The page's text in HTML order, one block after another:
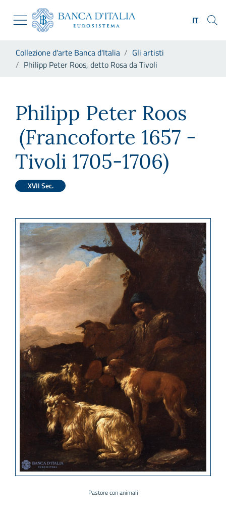
Skip to Main Content
Vai al sito istituzionale
Vai al menu di navigazione
Vai alla ricerca
Vai al footer
IT
Collezione d'arte Banca d'Italia
Gli artisti
Philipp Peter Roos, detto Rosa da Tivoli
Philipp Peter Roos
(Francoforte 1657 -
Tivoli 1705-1706)
XVII Sec.
Pastore con animali